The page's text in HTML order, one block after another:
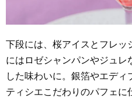
下段には、桜アイスとフレ
にはロゼシャンパンやジュレ
した味わいに。銀箔やエデ
ティシエこだわりのパフェに